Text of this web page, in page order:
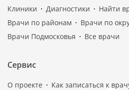
Клиники
Диагностики
Найти
Врачи по районам
Врачи по
Врачи Подмосковья
Все врачи
Сервис
О проекте Как записаться к